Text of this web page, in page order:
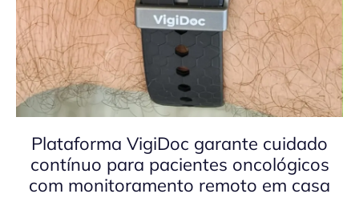
Plataforma VigiDoc garante cuidado
contínuo para pacientes oncológicos
com monitoramento remoto em casa